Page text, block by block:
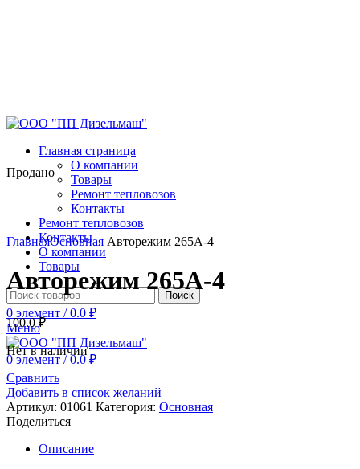
Главная страница
О компании
Товары
Ремонт тепловозов
Контакты
Ремонт тепловозов
Контакты
О компании
Товары
Поиск
0 элемент / 0.0 ₽
Меню
0элемент / 0.0₽
Продано
Нажмите, чтобы увеличить
ГлавнаяОсновная Авторежим 265А-4
Авторежим 265А-4
100.0₽
Нет в наличии
Сравнить
Добавить в список желаний
Артикул: 01061 Категория: Основная
Поделиться
Описание